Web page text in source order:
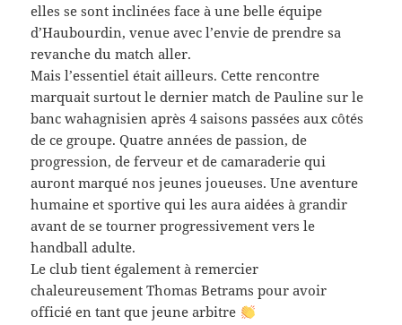
elles se sont inclinées face à une belle équipe
d’Haubourdin, venue avec l’envie de prendre sa
revanche du match aller.
Mais l’essentiel était ailleurs. Cette rencontre
marquait surtout le dernier match de Pauline sur le
banc wahagnisien après 4 saisons passées aux côtés
de ce groupe. Quatre années de passion, de
progression, de ferveur et de camaraderie qui
auront marqué nos jeunes joueuses. Une aventure
humaine et sportive qui les aura aidées à grandir
avant de se tourner progressivement vers le
handball adulte.
Le club tient également à remercier
chaleureusement Thomas Betrams pour avoir
officié en tant que jeune arbitre